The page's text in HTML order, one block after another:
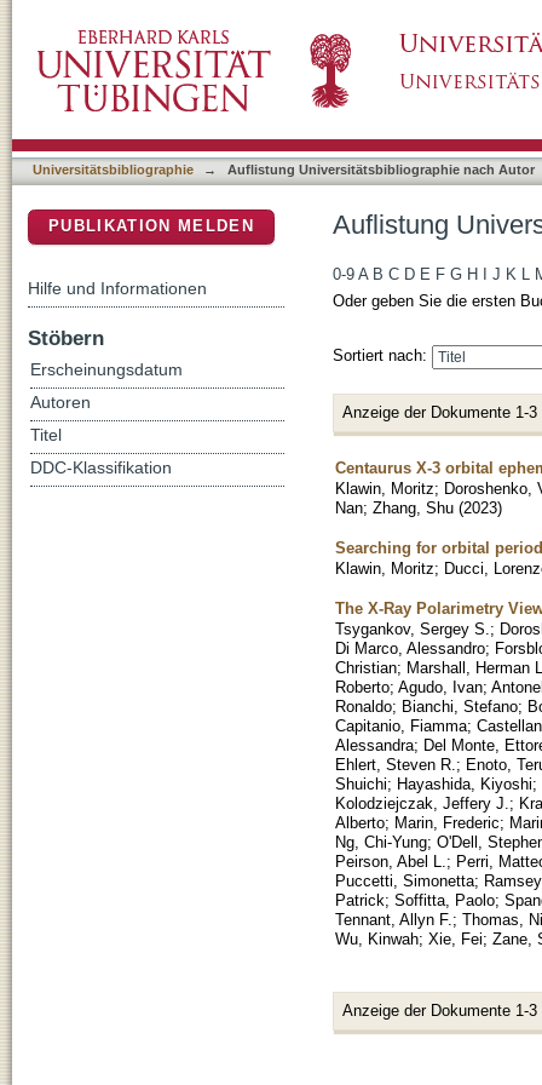
Universitätsbibliographie → Auflistung Universitätsbibliographie nach Autor
Auflistung
0-9 A B C D E F G H J K L
Oder geben Sie die ersten
Sortiert nach:
Anzeige der Dokumente 1-3
Centaurus X-3 orbital
Klawin, Moritz; Doroshenko,
Nan; Zhang, Shu (2023)
Searching for orbital
Klawin, Moritz; Ducci,
The X-Ray Polarimetry
Tsygankov, Sergey S. ;
Di Marco, Alessandro;
Christian; Marshall, Herman
Roberto; Agudo, Ivan;
Ronaldo; Bianchi, Stefano;
Capitanio, Fiamma;
Alessandra; Del Monte,
Ehlert, Steven R. ; Enoto,
Shuichi; Hayashida, Kiyoshi;
Kolodziejczak, Jeffery J. ;
Alberto; Marin, Frederic;
Ng, Chi-Yung; O'Dell,
Peirson, Abel L. ; Perri,
Puccetti, Simonetta;
Patrick; Soffitta, Paolo;
Tennant, Allyn F. ; Thomas,
Wu, Kinwah; Xie, Fei; Zane,
Anzeige der Dokumente 1-3
PUBLIKATION MELDEN
Hilfe und Informationen
Stöbern
Erscheinungsdatum
Autoren
Titel
DDC-Klassifikation